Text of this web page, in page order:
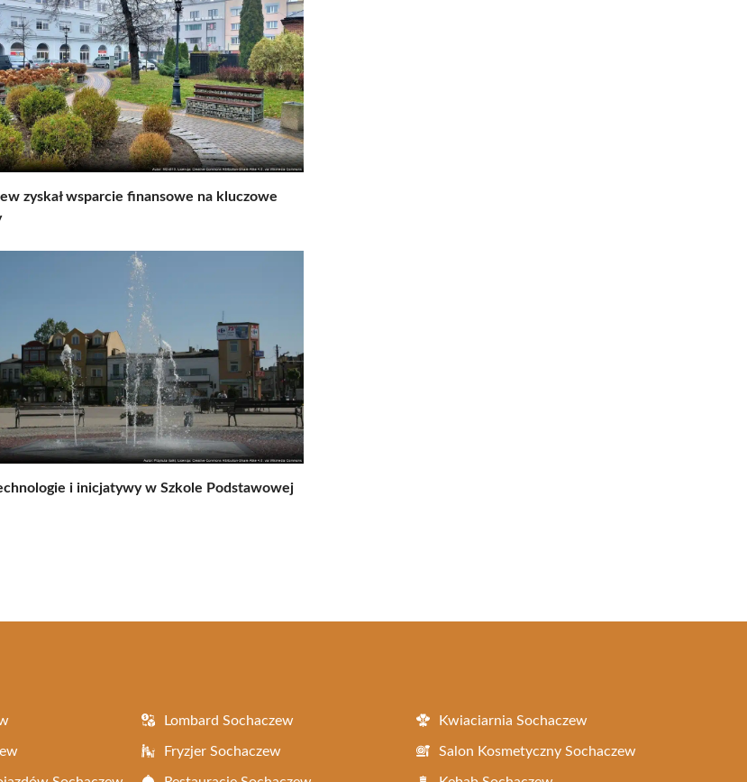
zyskał wsparcie finansowe na kluczowe
i inicjatywy w Szkole Podstawowej
Lombard Sochaczew Kwiaciarnia Sochaczew
Fryzjer Sochaczew Salon Kosmetyczny Sochaczew